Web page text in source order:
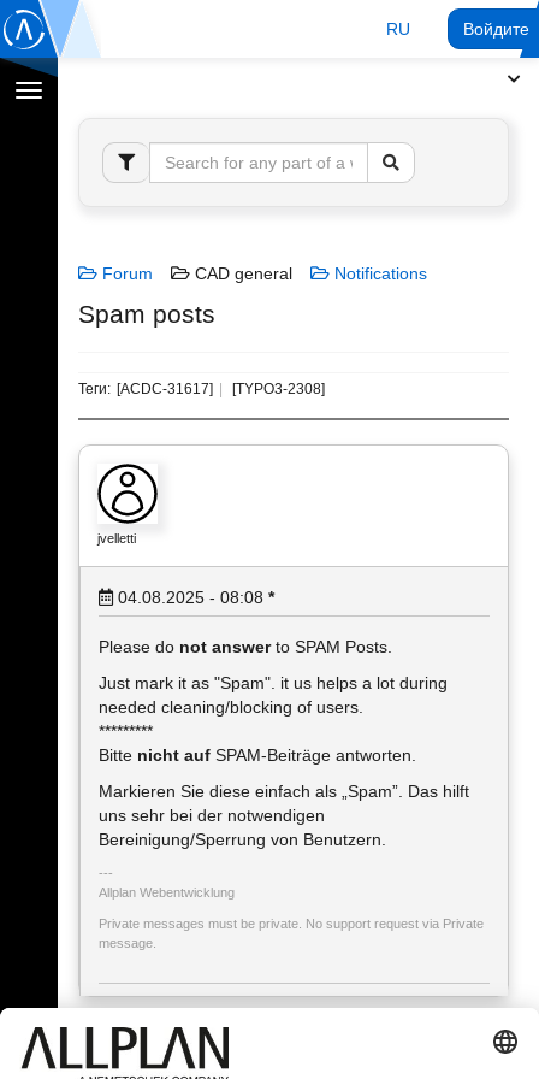
RU Войдите
Переключение
навигации
Forum CAD general Notifications
Spam posts
Теги: [ACDC-31617] [TYPO3-2308]
jvelletti
04.08.2025 - 08:08 *
Please do not answerto SPAM Posts.
Just mark it as "Spam". it us helps a lot during
needed cleaning/blocking of users.
*********
Bitte nicht auf SPAM-Beiträge antworten.
Markieren Sie diese einfach als „Spam”. Das hilft
uns sehr bei der notwendigen
Bereinigung/Sperrung von Benutzern.
Allplan Webentwicklung
Private messages must be private. No support request via Private
message.